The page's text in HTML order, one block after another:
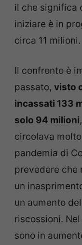
il che significa
iniziare è in
circa 11 milioni.
Il confronto è
passato, visto
incassati 133
solo 94 milioni
circolava
pandemia di
prevedere che
un
un aumento
riscossioni.
sono in